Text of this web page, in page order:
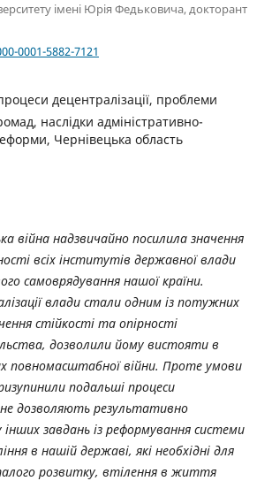
імені Юрія Федьковича, докторант
0001-5882-7121
децентралізації, проблеми
наслідки адміністративно-
Чернівецька область
війна надзвичайно посилила значення
всіх інститутів державної влади
самоврядування нашої країни.
влади стали одним із потужних
стійкості та опірності
дозволили йому вистояти в
повномасштабної війни. Проте умови
подальші процеси
не дозволяють результативно
завдань із реформування системи
в нашій державі, які необхідні для
розвитку, втілення в життя